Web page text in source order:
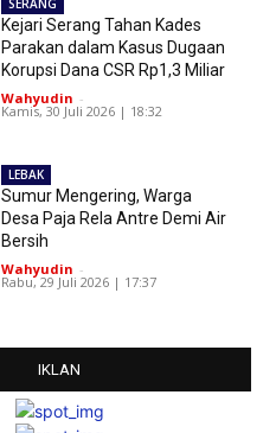
SERANG
Kejari Serang Tahan Kades
Parakan dalam Kasus Dugaan
Korupsi Dana CSR Rp1,3 Miliar
Wahyudin -
Kamis, 30 Juli 2026 | 18:32
LEBAK
Sumur Mengering, Warga
Desa Paja Rela Antre Demi Air
Bersih
Wahyudin -
Rabu, 29 Juli 2026 | 17:37
IKLAN